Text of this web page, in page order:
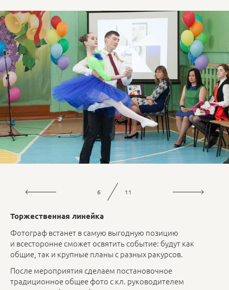
6 11
Торжественная линейка
Фотограф встанет в самую выгодную позицию
и всесторонне сможет освятить событие: будут как
общие, так и крупные планы с разных ракурсов.
После мероприятия сделаем постановочное
традиционное общее фото с кл. руководителем